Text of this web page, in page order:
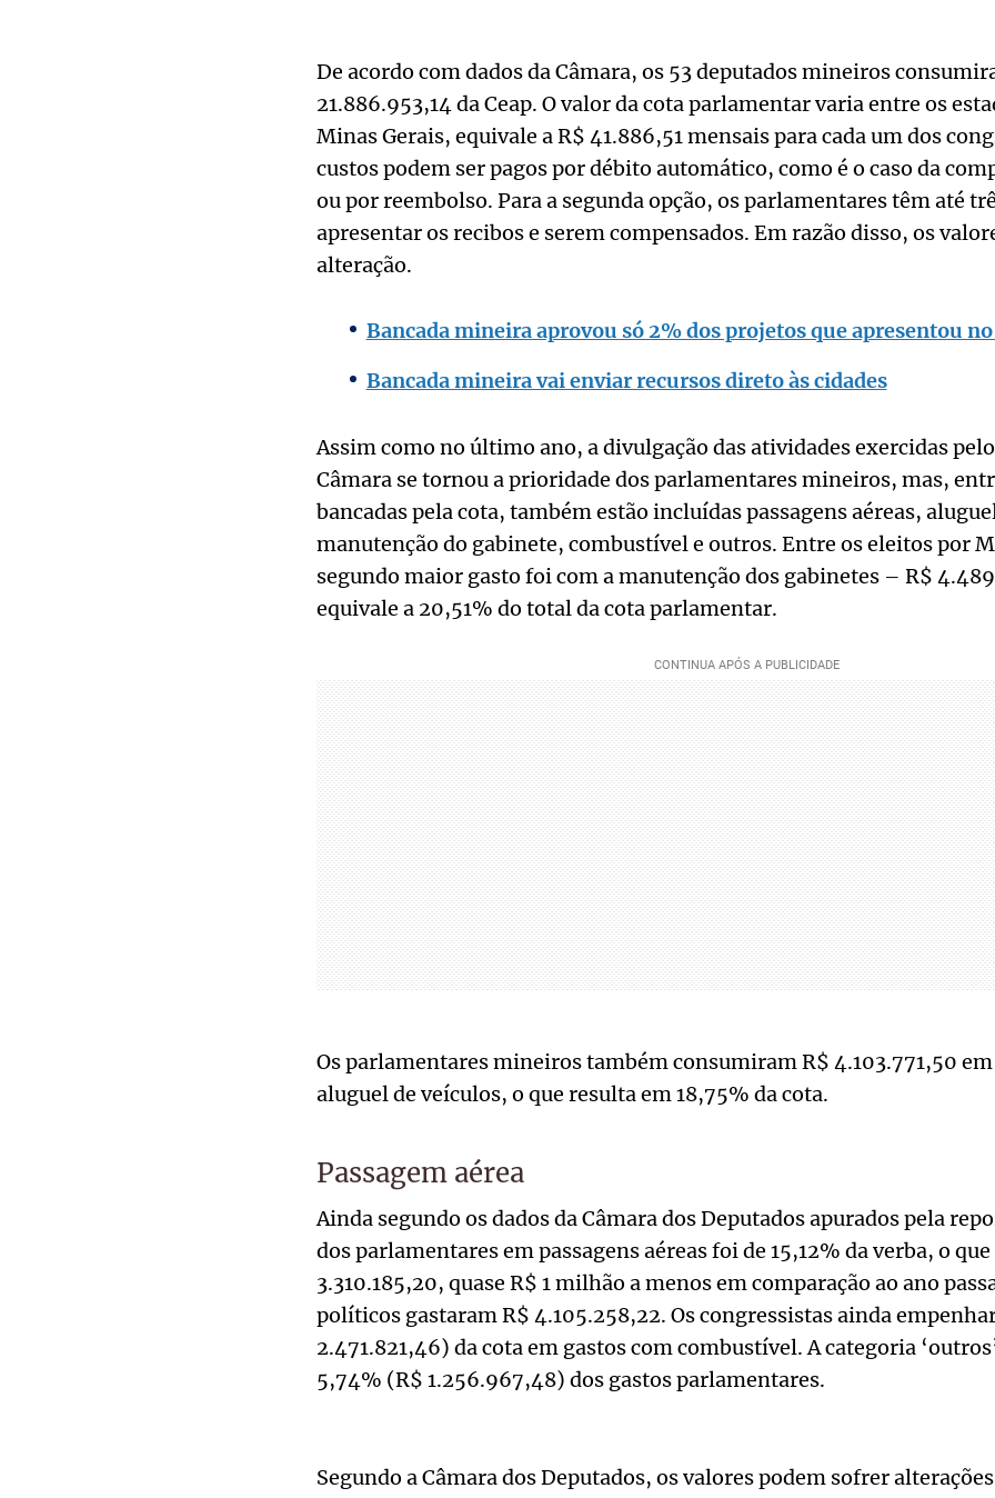
De acordo com dados da Câmara, os 53 deputados mineiros
21.886.953,14 da Ceap. O valor da cota parlamentar varia entre os
Minas Gerais, equivale a R$ 41.886,51 mensais para cada um dos
custos podem ser pagos por débito automático, como é o caso da
ou por reembolso. Para a segunda opção, os parlamentares têm até
apresentar os recibos e serem compensados. Em razão disso, os
alteração.
Bancada mineira aprovou só 2% dos projetos que apresentou
Bancada mineira vai enviar recursos direto às cidades
Assim como no último ano, a divulgação das atividades exercidas
Câmara se tornou a prioridade dos parlamentares mineiros, mas,
bancadas pela cota, também estão incluídas passagens aéreas,
manutenção do gabinete, combustível e outros. Entre os eleitos por
segundo maior gasto foi com a manutenção dos gabinetes – R$
equivale a 20,51% do total da cota parlamentar.
Os parlamentares mineiros também consumiram R$ 4.103.771,50
aluguel de veículos, o que resulta em 18,75% da cota.
Passagem aérea
Ainda segundo os dados da Câmara dos Deputados apurados pela
dos parlamentares em passagens aéreas foi de 15,12% da verba, o
3.310.185,20, quase R$ 1 milhão a menos em comparação ao ano
políticos gastaram R$ 4.105.258,22. Os congressistas ainda
2.471.821,46) da cota em gastos com combustível. A categoria
5,74% (R$ 1.256.967,48) dos gastos parlamentares.
Segundo a Câmara dos Deputados, os valores podem sofrer